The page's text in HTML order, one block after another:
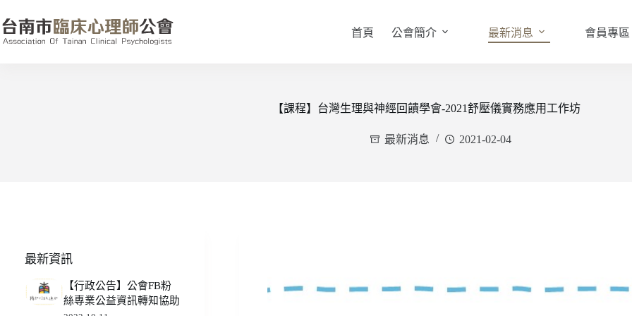
至
主
首頁 公會簡介 最新消息 會員專區
【課程】台灣生理與神經回饋學會-2021舒壓儀實務應用工作坊
最新消息 2021-02-04
最新資訊
【行政公告】公會FB粉
絲專業公益資訊轉知協助